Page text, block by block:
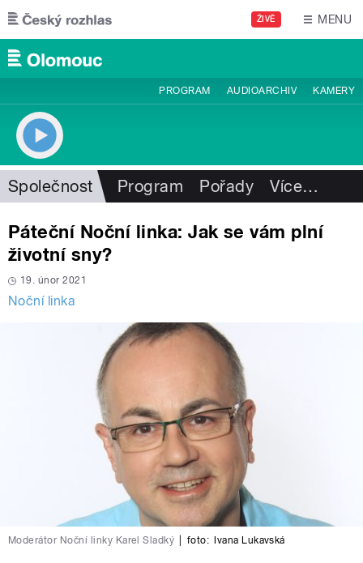
Přejít k hlavnímu obsahu
ŽIVĚ MENU
PROGRAM AUDIOARCHIV KAMERY
Společnost Program Pořady Více…
Páteční Noční linka: Jak se vám plní
životní sny?
19. únor 2021
Noční linka
Moderátor Noční linky Karel Sladký foto: Ivana Lukavská